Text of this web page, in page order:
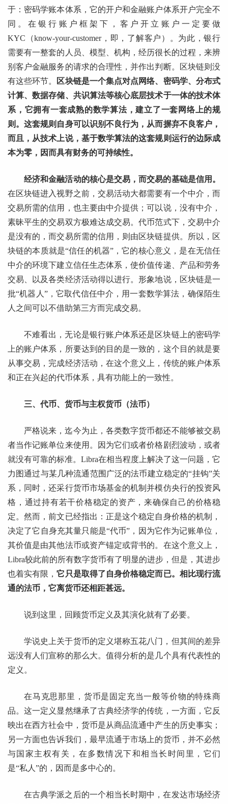
于：密码学账本体系，它的开户和金融账户体系开户完全不
同。在银行账户框架下，客户开立账户一定要做
KYC（know-your-customer，即，了解客户）。为此，银行
需要有一整套的人员、模型、机构，经历很长的过程，来辨
别客户金融服务的请求的合理性，并作出判断。区块链则没
有这些环节。
区块链是一个集点对点网络、密码学、分布式
计算、数据存储、共识算法等核心底层技术于一体的技术体
系，它拥有一套成熟的数学算法，建立了一套网络上的规
则。这套规则自身可以识别不良行为，从而摒弃不良客户，
而且，从技术上说，基于数学算法的这套规则运行的边际成
本为零，因而具有财务的可持续性。
经济和金融活动的核心是交易，而交易的基础是信用。
在区块链进入视野之前，交易活动大都需要有一个中介，而
交易所需的信用，也主要由中介提供；可以说，没有中介，
素昧平生的交易双方极难达成交易。代币范式下，交易中介
是没有的，而交易所需的信用，则由区块链提供。所以，区
块链的本质就是“信任的机器”，它的核心意义，是在无信任
中介的环境下建立信任生态体系，使价值传递、产品和劳务
交易、以及各类经济活动得以进行。形象地说，区块链是一
批“机器人”，它取代信任中介，用一套数学算法，确保陌生
人之间可以不借助第三方而完成交易。
不难看出，无论是银行账户体系还是区块链上的密码学
上的账户体系，所要达到的目的是一致的，这个目的就是要
从事交易，完成经济活动，在这个意义上，传统的账户体系
和正在兴起的代币体系，具有功能上的一致性。
三、代币、货币与主权货币（法币）
严格说来，迄今为止，各类数字货币都还不能够被交易
者当作记账单位来使用。因为它们或者价格剧烈波动，或者
就没有可靠的标准。Libra在相当程度上解决了这一问题，它
力图通过与某几种流通范围广泛的法币建立稳定的“挂钩”关
系，同时，还采行货币市场基金的机制并模仿央行的投资风
格，通过持有若干价格稳定的资产，来确保自己的价格稳
定。然而，前文已经指出：正是这个稳定自身价格的机制，
决定了它自身充其量只能是“代币”，因为它作为记账单位，
其价值是由其他法币或资产锚定或背书的。在这个意义上，
Libra较此前的所有数字货币有了明显的进步，但是，其进步
也着实有限，它只是取得了自身价格稳定而已。相比现行流
通的法币，它离货币还相距甚远。
说到这里，回顾货币定义及其演化就有了必要。
学说史上关于货币的定义堪称五花八门，但其间的差异
远没有人们宣称的那么大。值得分析的是几个具有代表性的
定义。
在马克思那里，货币是固定充当一般等价物的特殊商
品。这一定义显然继承了古典经济学的传统，一方面，它反
映出在西方社会中，货币是从商品流通中产生的历史事实；
另一方面也告诉我们，最早流通于市场上的货币，并不必然
与国家主权有关，在多数情况下和相当长时间里，它们
是“私人”的，因而是多中心的。
在古典学派之后的一个相当长时期中，在发达市场经济